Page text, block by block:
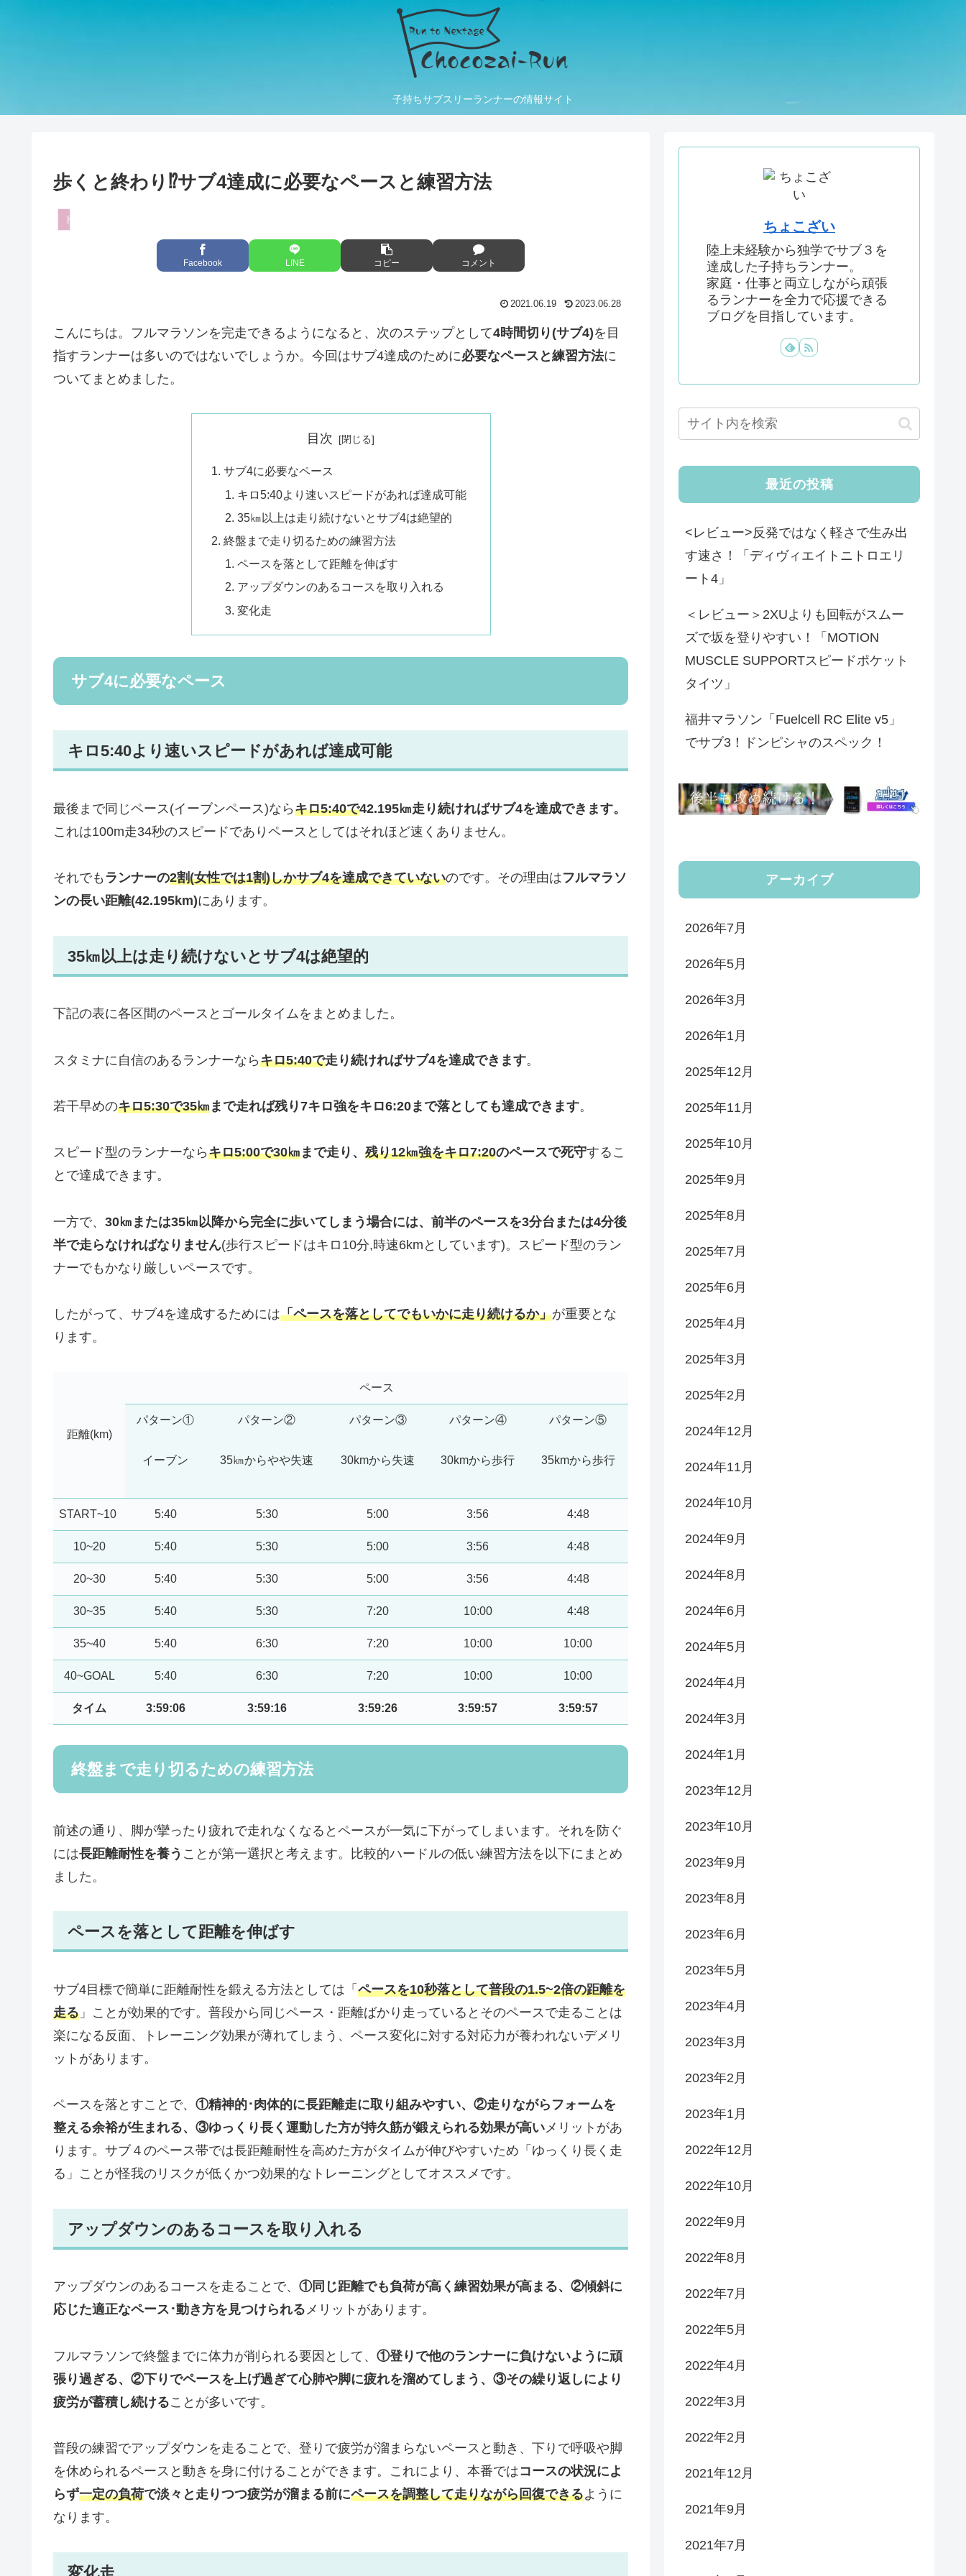
子持ちサブスリーランナーの情報サイト
歩くと終わり⁉サブ4達成に必要なペースと練習方法
トレーニング
Facebook LINE コピー コメント
2021.06.19 2023.06.28
こんにちは。フルマラソンを完走できるようになると、次のステップとして4時間切り(サブ4)を目
指すランナーは多いのではないでしょうか。今回はサブ4達成のために必要なペースと練習方法に
ついてまとめました。
目次
サブ4に必要なペース
キロ5:40より速いスピードがあれば達成可能
35㎞以上は走り続けないとサブ4は絶望的
終盤まで走り切るための練習方法
ペースを落として距離を伸ばす
アップダウンのあるコースを取り入れる
変化走
サブ4に必要なペース
キロ5:40より速いスピードがあれば達成可能
最後まで同じペース(イーブンペース)ならキロ5:40で42.195㎞走り続ければサブ4を達成できます。
これは100m走34秒のスピードでありペースとしてはそれほど速くありません。
それでも ランナーの2割(女性では1割)しかサブ4を達成できていないのです。その理由はフルマラソ
ンの長い距離(42.195km)にあります。
35㎞以上は走り続けないとサブ4は絶望的
下記の表に各区間のペースとゴールタイムをまとめました。
スタミナに自信のあるランナーならキロ5:40で走り続ければサブ4を達成できます。
若干早めのキロ5:30で35㎞まで走れば残り7キロ強をキロ6:20まで落としても達成できます。
スピード型のランナーならキロ5:00で30㎞まで走り、 残り12㎞強をキロ7:20のペースで死守するこ
とで達成できます。
一方で、 30㎞または35㎞以降から完全に歩いてしまう場合には、前半のペースを3分台または4分後
半で走らなければなりません(歩行スピードはキロ10分,時速6kmとしています)。スピード型のラン
ナーでもかなり厳しいペースです。
したがって、サブ4を達成するためには「ペースを落としてでもいかに走り続けるか」が重要とな
ります。
距離(km)
ペース
パターン①
イーブン
パターン②
35㎞からやや失速
パターン③
30kmから失速
パターン④
30kmから歩行
パターン⑤
35kmから歩行
START~10 5:40 5:30 5:00 3:56 4:48
10~20 5:40 5:30 5:00 3:56 4:48
20~30 5:40 5:30 5:00 3:56 4:48
30~35 5:40 5:30 7:20 10:00 4:48
35~40 5:40 6:30 7:20 10:00 10:00
40~GOAL 5:40 6:30 7:20 10:00 10:00
タイム 3:59:06 3:59:16 3:59:26 3:59:57 3:59:57
終盤まで走り切るための練習方法
前述の通り、脚が攣ったり疲れで走れなくなるとペースが一気に下がってしまいます。それを防ぐ
には長距離耐性を養う ことが第一選択と考えます。比較的ハードルの低い練習方法を以下にまとめ
ました。
ペースを落として距離を伸ばす
サブ4目標で簡単に距離耐性を鍛える方法としては「 ペースを10秒落として普段の1.5~2倍の距離を
走る 」ことが効果的です。普段から同じペース・距離ばかり走っているとそのペースで走ることは
楽になる反面、トレーニング効果が薄れてしまう、ペース変化に対する対応力が養われないデメリ
ットがあります。
ペースを落とすことで、 ①精神的･肉体的に長距離走に取り組みやすい、②走りながらフォームを
整える余裕が生まれる、③ゆっくり長く運動した方が持久筋が鍛えられる効果が高いメリットがあ
ります。サブ４のペース帯では長距離耐性を高めた方がタイムが伸びやすいため「ゆっくり長く走
る」ことが怪我のリスクが低くかつ効果的なトレーニングとしてオススメです。
アップダウンのあるコースを取り入れる
アップダウンのあるコースを走ることで、 ①同じ距離でも負荷が高く練習効果が高まる、②傾斜に
応じた適正なペース･動き方を見つけられるメリットがあります。
フルマラソンで終盤までに体力が削られる要因として、 ①登りで他のランナーに負けないように頑
張り過ぎる、②下りでペースを上げ過ぎて心肺や脚に疲れを溜めてしまう、③その繰り返しにより
疲労が蓄積し続けることが多いです。
普段の練習でアップダウンを走ることで、登りで疲労が溜まらないペースと動き、下りで呼吸や脚
を休められるペースと動きを身に付けることができます。これにより、本番ではコースの状況によ
らず一定の負荷で淡々と走りつつ疲労が溜まる前にペースを調整して走りながら回復できるように
なります。
ちょこざい
陸上未経験から独学でサブ３を
達成した子持ちランナー。
家庭・仕事と両立しながら頑張
るランナーを全力で応援できる
ブログを目指しています。
最近の投稿
<レビュー>反発ではなく軽さで生み出
す速さ！「ディヴィエイトニトロエリ
ート4」
＜レビュー＞2XUよりも回転がスムー
ズで坂を登りやすい！「MOTION
MUSCLE SUPPORTスピードポケット
タイツ」
福井マラソン「Fuelcell RC Elite v5」
でサブ3！ドンピシャのスペック！
アーカイブ
2026年7月
2026年5月
2026年3月
2026年1月
2025年12月
2025年11月
2025年10月
2025年9月
2025年8月
2025年7月
2025年6月
2025年4月
2025年3月
2025年2月
2024年12月
2024年11月
2024年10月
2024年9月
2024年8月
2024年6月
2024年5月
2024年4月
2024年3月
2024年1月
2023年12月
2023年10月
2023年9月
2023年8月
2023年6月
2023年5月
2023年4月
2023年3月
2023年2月
2023年1月
2022年12月
2022年10月
2022年9月
2022年8月
2022年7月
2022年5月
2022年4月
2022年3月
2022年2月
2021年12月
2021年9月
2021年7月